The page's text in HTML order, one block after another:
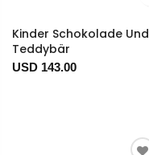
Kinder Schokolade Und
Teddybär
USD 143.00